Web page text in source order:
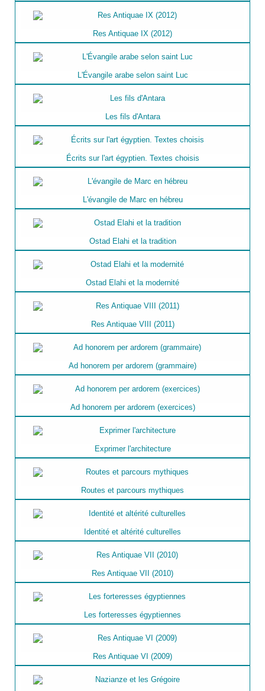
Res Antiquae IX (2012)
L'Évangile arabe selon saint Luc
Les fils d'Antara
Écrits sur l'art égyptien. Textes choisis
L'évangile de Marc en hébreu
Ostad Elahi et la tradition
Ostad Elahi et la modernité
Res Antiquae VIII (2011)
Ad honorem per ardorem (grammaire)
Ad honorem per ardorem (exercices)
Exprimer l'architecture
Routes et parcours mythiques
Identité et altérité culturelles
Res Antiquae VII (2010)
Les forteresses égyptiennes
Res Antiquae VI (2009)